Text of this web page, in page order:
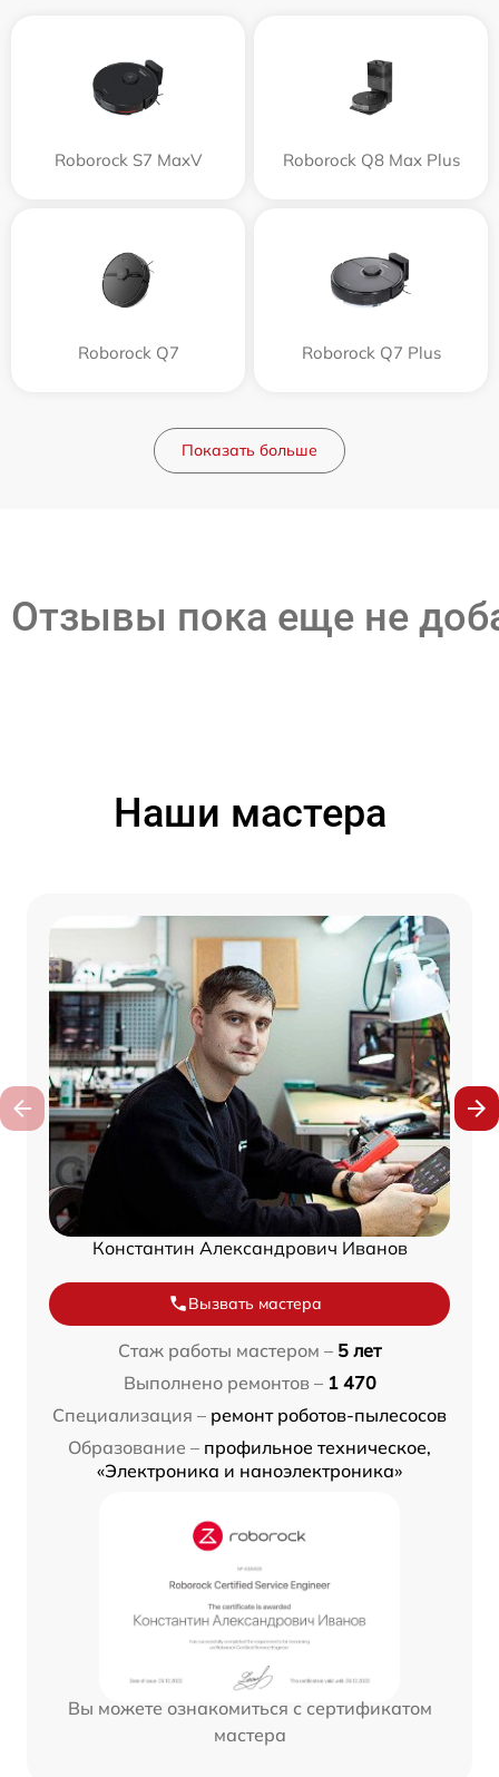
Roborock S7 MaxV Roborock Q8 Max Plus
Roborock Q7 Roborock Q7 Plus
Показать больше
Отзывы пока еще не
Наши мастера
Константин Александрович Иванов
Вызвать мастера
Стаж работы мастером – 5 лет
Выполнено ремонтов – 1 470
Специализация – ремонт роботов-пылесосов
Образование – профильное техническое,
«Электроника и наноэлектроника»
Вы можете ознакомиться с сертификатом
мастера